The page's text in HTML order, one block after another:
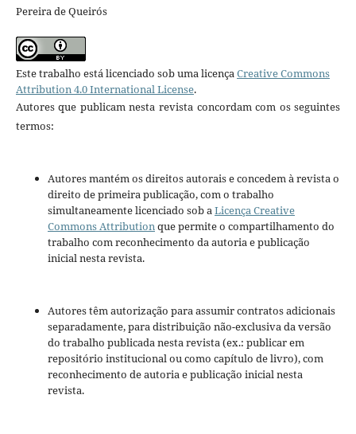
Pereira de Queirós
Este trabalho está licenciado sob uma licença Creative Commons
Attribution 4.0 International License.
Autores que publicam nesta revista concordam com os seguintes
termos:
Autores mantém os direitos autorais e concedem à revista o
direito de primeira publicação, com o trabalho
simultaneamente licenciado sob a Licença Creative
Commons Attribution que permite o compartilhamento do
trabalho com reconhecimento da autoria e publicação
inicial nesta revista.
Autores têm autorização para assumir contratos adicionais
separadamente, para distribuição não-exclusiva da versão
do trabalho publicada nesta revista (ex.: publicar em
repositório institucional ou como capítulo de livro), com
reconhecimento de autoria e publicação inicial nesta
revista.